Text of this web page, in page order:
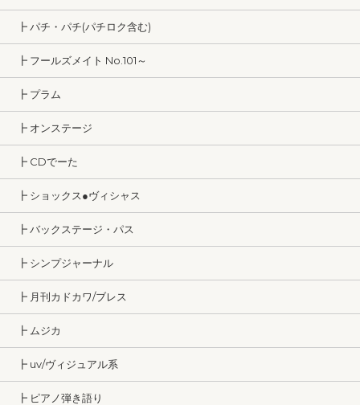
┣ パチ・パチ(パチロク含む)
┣ フールズメイト No.101～
┣ プラム
┣ オンステージ
┣ CDでーた
┣ ショックス●ヴィシャス
┣ バックステージ・パス
┣ シンプジャーナル
┣ 月刊カドカワ/ブレス
┣ ムジカ
┣ uv/ヴィジュアル系
┣ ピアノ弾き語り